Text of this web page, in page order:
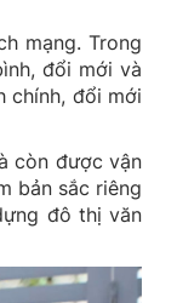
mạng. Trong
đổi mới và
chính, đổi mới
còn được vận
bản sắc riêng
đô thị văn